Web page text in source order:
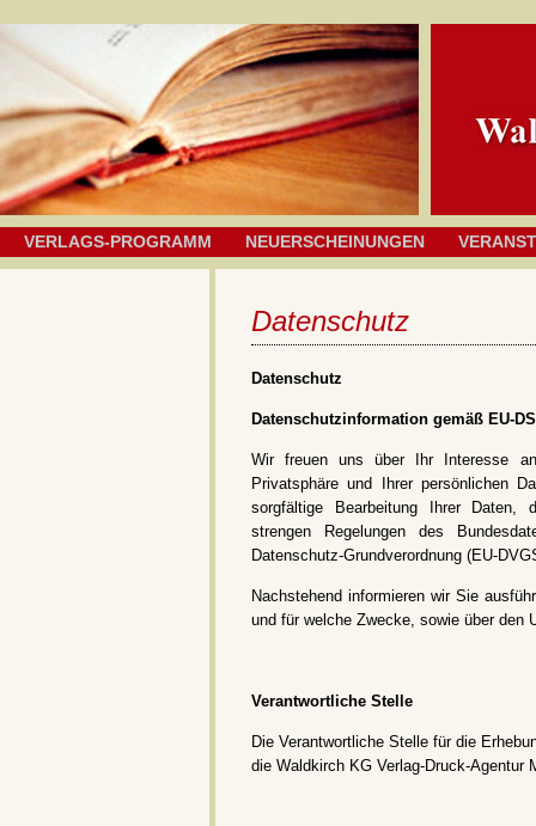
VERLAGS-PROGRAMM NEUERSCHEINUNGEN
Datenschutz
Datenschutz
Datenschutzinformation gemäß EU-
Wir freuen uns über Ihr Interesse
Privatsphäre und Ihrer persönlichen
sorgfältige Bearbeitung Ihrer Daten,
strengen Regelungen des
Datenschutz-Grundverordnung (EU-
Nachstehend informieren wir Sie
und für welche Zwecke, sowie über den
Verantwortliche Stelle
Die Verantwortliche Stelle für die
die Waldkirch KG Verlag-Druck-Agentur